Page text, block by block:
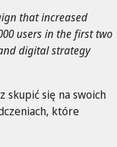
that increased
users in the first two
digital strategy
skupić się na swoich
które